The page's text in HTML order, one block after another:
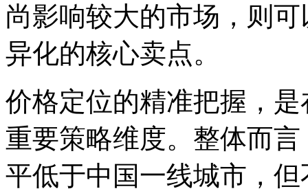
尚影响较大的市场，则
异化的核心卖点。
价格定位的精准把握，
重要策略维度。整体而
平低于中国一线城市，